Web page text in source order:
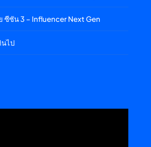
ซีซัน 3 – Influencer Next Gen
นไป